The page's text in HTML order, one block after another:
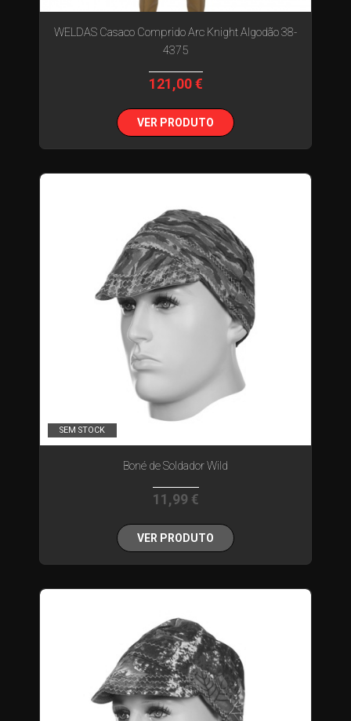
WELDAS Casaco Comprido Arc Knight Algodão 38-
4375
121,00 €
VER PRODUTO
SEM STOCK
Boné de Soldador Wild
11,99 €
VER PRODUTO